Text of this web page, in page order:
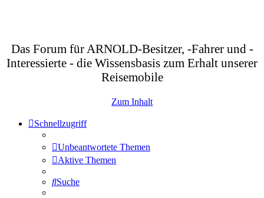
Das Forum für ARNOLD-Besitzer, -Fahrer und -
Interessierte - die Wissensbasis zum Erhalt unserer
Reisemobile
Zum Inhalt
Schnellzugriff
Unbeantwortete Themen
Aktive Themen
Suche